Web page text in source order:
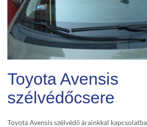
Toyota Avensis
szélvédőcsere
Toyota Avensis szélvédő árainkkal